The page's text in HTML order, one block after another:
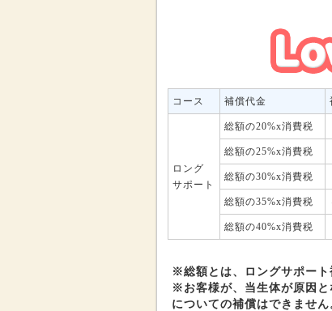
コース 補償代金
ロング
サポート
総額の20%x消費税
総額の25%x消費税
総額の30%x消費税
総額の35%x消費税
総額の40%x消費税
※総額とは、ロングサポート
※お客様が、当生体が原因
についての補償はできません